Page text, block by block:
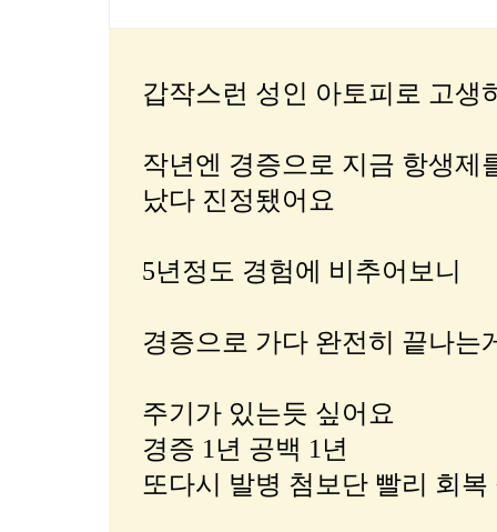
갑작스런 성인 아토피로 고생
작년엔 경증으로 지금 항생
났다 진정됐어요
5년정도 경험에 비추어보니
경증으로 가다 완전히 끝나는
주기가 있는듯 싶어요
경증 1년 공백 1년
또다시 발병 첨보단 빨리 회복